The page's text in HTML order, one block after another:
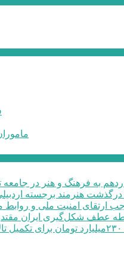
به فرهنگ و هنر در جامعه
درگذشت هنرمند برجسته
ارتقای امنیت ملی و
عطف شکل‌گیری ایران